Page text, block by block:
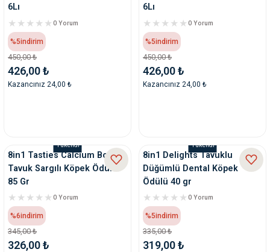
Temizlik
Ek Besinler
Seyahat Ürünleri
6Lı
0 Yorum
%5indirim
450,00 ₺
426,00 ₺
Kazancınız 24,00 ₺
6Lı
0 Yorum
%5indirim
450,00 ₺
426,00 ₺
Kazancınız 24,00 ₺
Tükendi
8in1 Tasties Calcium Bones
Tavuk Sargılı Köpek Ödülü
85 Gr
0 Yorum
%6indirim
345,00 ₺
326,00 ₺
Tükendi
8in1 Delights Tavuklu
Düğümlü Dental Köpek
Ödülü 40 gr
0 Yorum
%5indirim
335,00 ₺
319,00 ₺